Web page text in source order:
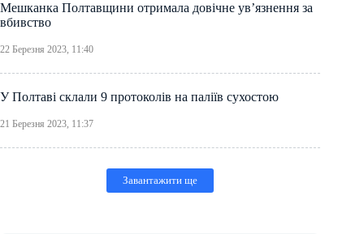
Мешканка Полтавщини отримала довічне ув’язнення за
вбивство
22 Березня 2023, 11:40
У Полтаві склали 9 протоколів на паліїв сухостою
21 Березня 2023, 11:37
Завантажити ще